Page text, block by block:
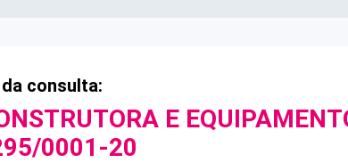
consulta:
E
0001-20